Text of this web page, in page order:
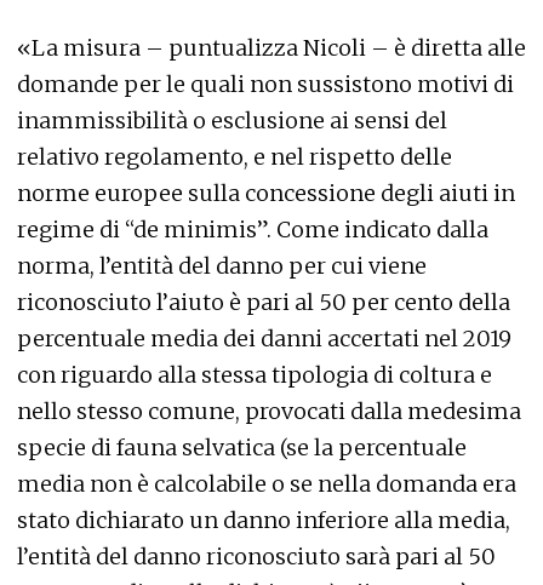
«La misura – puntualizza Nicoli – è diretta alle
domande per le quali non sussistono motivi di
inammissibilità o esclusione ai sensi del
relativo regolamento, e nel rispetto delle
norme europee sulla concessione degli aiuti in
regime di “de minimis”. Come indicato dalla
norma, l’entità del danno per cui viene
riconosciuto l’aiuto è pari al 50 per cento della
percentuale media dei danni accertati nel 2019
con riguardo alla stessa tipologia di coltura e
nello stesso comune, provocati dalla medesima
specie di fauna selvatica (se la percentuale
media non è calcolabile o se nella domanda era
stato dichiarato un danno inferiore alla media,
l’entità del danno riconosciuto sarà pari al 50